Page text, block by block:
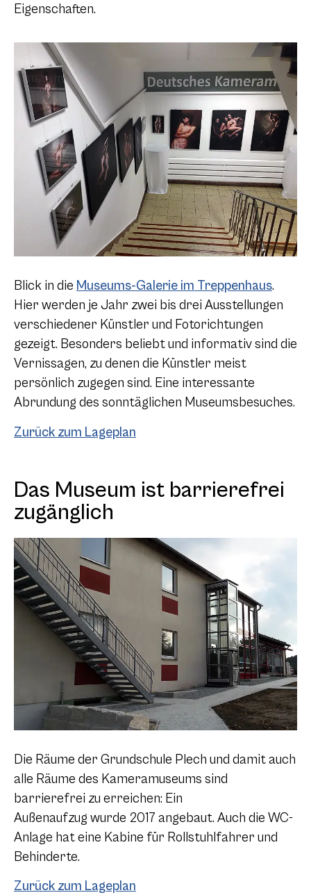
Eigenschaften.
Blick in die Museums-Galerie im Treppenhaus.
Hier werden je Jahr zwei bis drei Ausstellungen
verschiedener Künstler und Fotorichtungen
gezeigt. Besonders beliebt und informativ sind die
Vernissagen, zu denen die Künstler meist
persönlich zugegen sind. Eine interessante
Abrundung des sonntäglichen Museumsbesuches.
Zurück zum Lageplan
Das Museum ist barrierefrei
zugänglich
Die Räume der Grundschule Plech und damit auch
alle Räume des Kameramuseums sind
barrierefrei zu erreichen: Ein
Außenaufzug wurde 2017 angebaut. Auch die WC-
Anlage hat eine Kabine für Rollstuhlfahrer und
Behinderte.
Zurück zum Lageplan